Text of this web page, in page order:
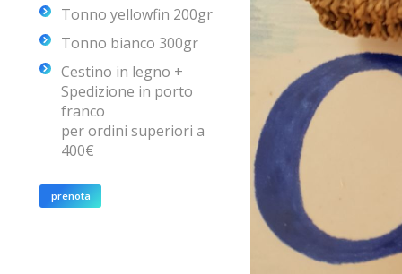
Tonno yellowfin 200gr
Tonno bianco 300gr
Cestino in legno +
Spedizione in porto
franco
per ordini superiori a
400€
prenota